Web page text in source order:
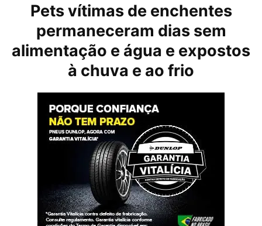
Pets vítimas de enchentes
permaneceram dias sem
alimentação e água e expostos
à chuva e ao frio